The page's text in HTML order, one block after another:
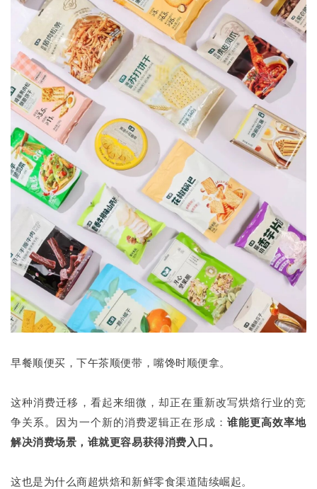
早餐顺便买，下午茶顺便带，嘴馋时顺便拿。
这种消费迁移，看起来细微，却正在重新改写烘焙行业的竞
争关系。因为一个新的消费逻辑正在形成： 谁能更高效率地
解决消费场景，谁就更容易获得消费入口。
这也是为什么商超烘焙和新鲜零食渠道陆续崛起。